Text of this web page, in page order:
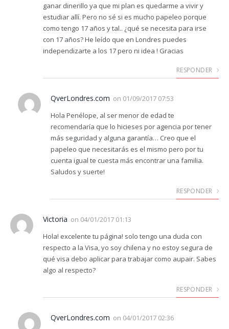
ganar dinerillo ya que mi plan es quedarme a vivir y
estudiar allí. Pero no sé si es mucho papeleo porque
como tengo 17 años y tal.. ¿qué se necesita para irse
con 17 años? He leído que en Londres puedes
independizarte a los 17 pero ni idea ! Gracias
RESPONDER
QverLondres.com on 01/09/2017 07:53
Hola Penélope, al ser menor de edad te
recomendaría que lo hicieses por agencia por tener
más seguridad y alguna garantía… Creo que el
papeleo que necesitarás es el mismo pero por tu
cuenta igual te cuesta más encontrar una familia.
Saludos y suerte!
RESPONDER
Victoria on 04/01/2017 01:13
Hola! excelente tu página! solo tengo una duda con
respecto a la Visa, yo soy chilena y no estoy segura de
qué visa debo aplicar para trabajar como aupair. Sabes
algo al respecto?
RESPONDER
QverLondres.com on 04/01/2017 02:36